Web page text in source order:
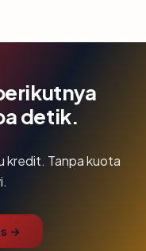
detik.
kredit. Tanpa kuota
→